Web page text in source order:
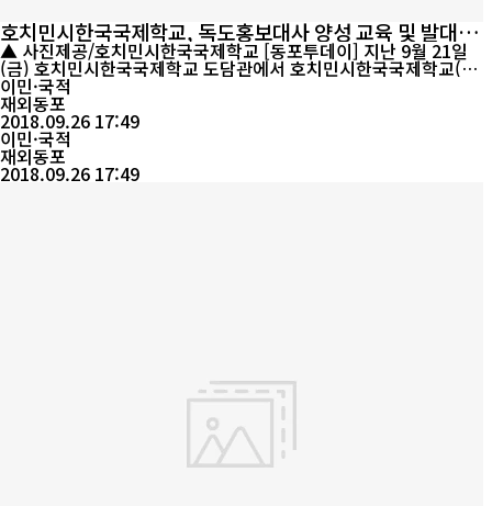
호치민시한국국제학교, 독도홍보대사 양성 교육 및 발대식
개최
▲ 사진제공/호치민시한국국제학교 [동포투데이] 지난 9월 21일
(금) 호치민시한국국제학교 도담관에서 호치민시한국국제학교(교
장 김원균)가 주관하고 반크(VANK: Voluntary Agency Network
of Korea)와 경상북도 독도정책과가 주최하는 ‘2018 글로벌 독도
홍보대사 양성 교육 및 발대식’이 열렸다. 이번 행사에는 호치민시한
국국제학교 9․10․11학년 335명의 학생이 참여하였으며, 박기태 단
장(반크)과 전충진 사무관...
이민·국적
재외동포
2018.09.26 17:49
이민·국적
재외동포
2018.09.26 17:49